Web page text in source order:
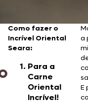
Como fazer o
Incrível Oriental
Seara:
Para a
Carne
Oriental
Incrível!
a
E